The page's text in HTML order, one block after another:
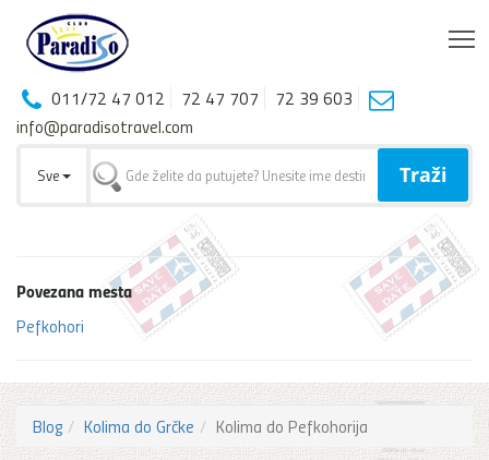
011/72 47 012 72 47 707
72 39 603
info@paradisotravel.com
Sve Traži
Povezana mesta
Pefkohori
Blog Kolima do Grčke Kolima do Pefkohorija